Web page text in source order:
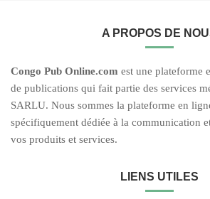
A PROPOS DE
Congo Pub Online.com est une plateforme
de publications qui fait partie des services
SARLU. Nous sommes la plateforme en
spécifiquement dédiée à la communication
vos produits et services.
LIENS UTILES